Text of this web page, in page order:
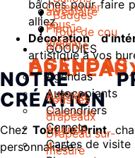
alvéolaire
Plaque
aimanté
Tous les
drapeaux
Drapeau sur-
mesure
Calendrier
sous-
mains
AGENDAS
Agenda
classique
Agenda
4
Badges
Tour de cou
GOODIES
Agendas
Autocopiants
Calendriers
Carnets
Cartes de visite
bâches pour faire
alliez.
Décoration
artistique à vos
NOTRE
CRÉATION
ChezTout Le Print,
personnalisée :